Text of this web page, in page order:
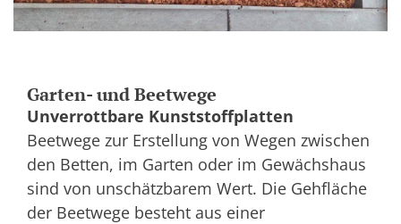
Garten- und Beetwege
Unverrottbare Kunststoffplatten
Beetwege zur Erstellung von Wegen zwischen
den Betten, im Garten oder im Gewächshaus
sind von unschätzbarem Wert. Die Gehfläche
der Beetwege besteht aus einer